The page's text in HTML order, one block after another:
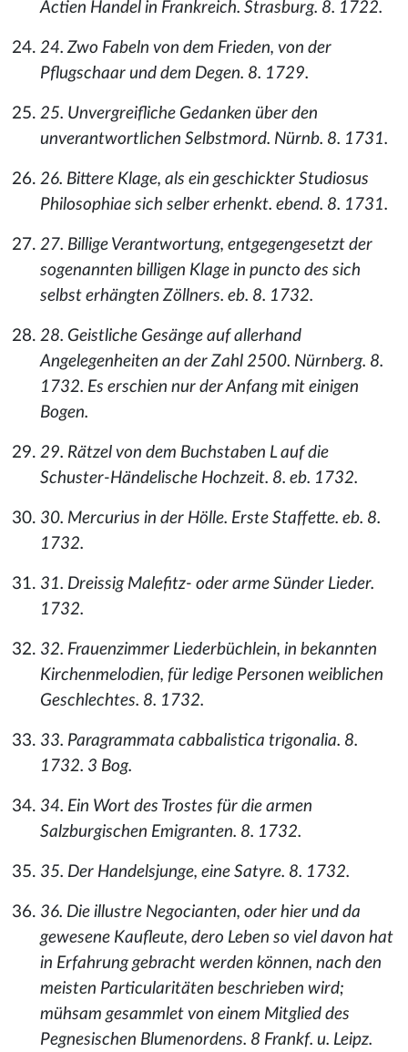
Actien Handel in Frankreich. Strasburg. 8. 1722.
24. Zwo Fabeln von dem Frieden, von der
Pflugschaar und dem Degen. 8. 1729.
25. Unvergreifliche Gedanken über den
unverantwortlichen Selbstmord. Nürnb. 8. 1731.
26. Bittere Klage, als ein geschickter Studiosus
Philosophiae sich selber erhenkt. ebend. 8. 1731.
27. Billige Verantwortung, entgegengesetzt der
sogenannten billigen Klage in puncto des sich
selbst erhängten Zöllners. eb. 8. 1732.
28. Geistliche Gesänge auf allerhand
Angelegenheiten an der Zahl 2500. Nürnberg. 8.
1732. Es erschien nur der Anfang mit einigen
Bogen.
29. Rätzel von dem Buchstaben L auf die
Schuster-Händelische Hochzeit. 8. eb. 1732.
30. Mercurius in der Hölle. Erste Staffette. eb. 8.
1732.
31. Dreissig Malefitz- oder arme Sünder Lieder.
1732.
32. Frauenzimmer Liederbüchlein, in bekannten
Kirchenmelodien, für ledige Personen weiblichen
Geschlechtes. 8. 1732.
33. Paragrammata cabbalistica trigonalia. 8.
1732. 3 Bog.
34. Ein Wort des Trostes für die armen
Salzburgischen Emigranten. 8. 1732.
35. Der Handelsjunge, eine Satyre. 8. 1732.
36. Die illustre Negocianten, oder hier und da
gewesene Kaufleute, dero Leben so viel davon hat
in Erfahrung gebracht werden können, nach den
meisten Particularitäten beschrieben wird;
mühsam gesammlet von einem Mitglied des
Pegnesischen Blumenordens. 8 Frankf. u. Leipz.